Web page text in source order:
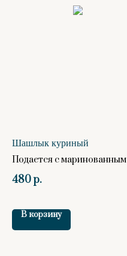
Шашлык куриный
Подается с маринованным
луком, соусом барбекю,
лепешкой фокачо
480р.
В корзину